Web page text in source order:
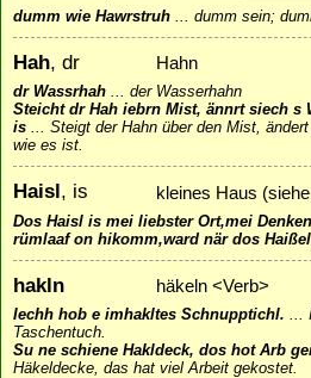
dumm wie Hawrstruh ... dumm sein;
Hah, dr Hahn
dr Wassrhah ... der Wasserhahn
Steicht dr Hah iebrn Mist, ännrt siech s
is ... Steigt der Hahn über den Mist,
wie es ist.
Haisl, is kleines Haus
Dos Haisl is mei liebster Ort,mei
rümlaaf on hikomm,ward när dos
hakln häkeln <Verb>
Iechh hob e imhakltes Schnupptichl. ...
Taschentuch.
Su ne schiene Hakldeck, dos hot Arb
Häkeldecke, das hat viel Arbeit gekostet.